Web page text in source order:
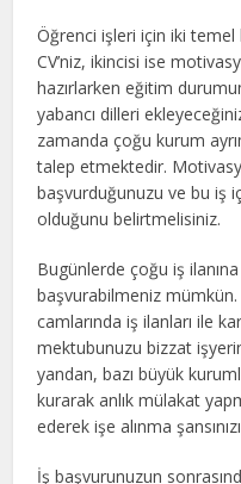
Öğrenci işleri için iki
CV’niz, ikincisi ise
hazırlarken eğitim
yabancı dilleri
zamanda çoğu kurum
talep etmektedir.
başvurduğunuzu ve bu iş
olduğunu belirtmelisiniz.
Bugünlerde çoğu iş
başvurabilmeniz mümkün.
camlarında iş ilanları ile
mektubunuzu bizzat
yandan, bazı büyük
kurarak anlık mülakat
ederek işe alınma
İş başvurunuzun